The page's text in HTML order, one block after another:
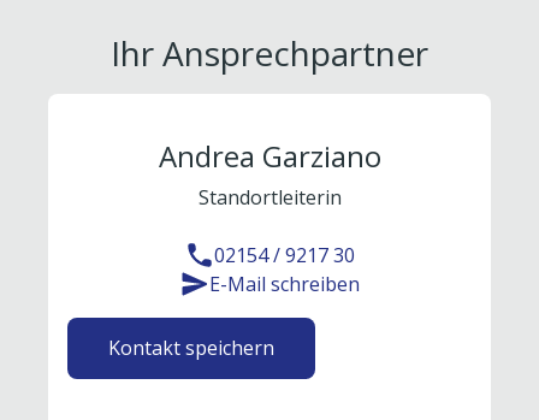
Ihr Ansprechpartner
Andrea Garziano
Standortleiterin
02154 / 9217 30
E-Mail schreiben
Kontakt speichern